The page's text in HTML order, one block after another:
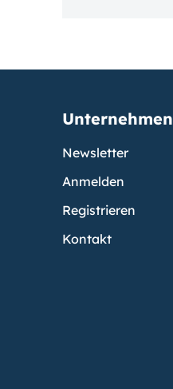
Unternehmen
Newsletter
Anmelden
Registrieren
Kontakt